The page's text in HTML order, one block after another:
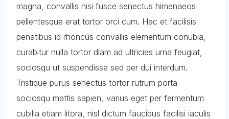
magna, convallis nisi fusce senectus himenaeos
pellentesque erat tortor orci cum. Hac et facilisis
penatibus id rhoncus convallis elementum conubia,
curabitur nulla tortor diam ad ultricies urna feugiat,
sociosqu ut suspendisse sed per dui interdum.
Tristique purus senectus tortor rutrum porta
sociosqu mattis sapien, varius eget per fermentum
cubilia etiam litora, nisl dictum faucibus facilisi iaculis